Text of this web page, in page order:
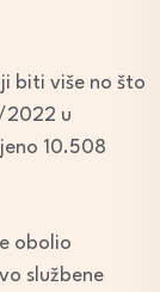
biti više no što
2022 u
10.508
obolio
službene